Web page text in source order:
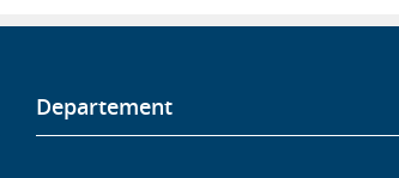
Departement